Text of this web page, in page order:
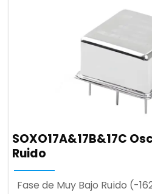
SOXO17A&17B&17C
Ruido
Fase de Muy Bajo Ruido (-